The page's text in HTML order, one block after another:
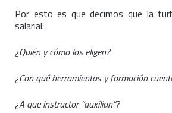
Por esto es que decimos que la
salarial:
¿Quién y cómo los eligen?
¿Con qué herramientas y formación
¿A que instructor “auxilian”?